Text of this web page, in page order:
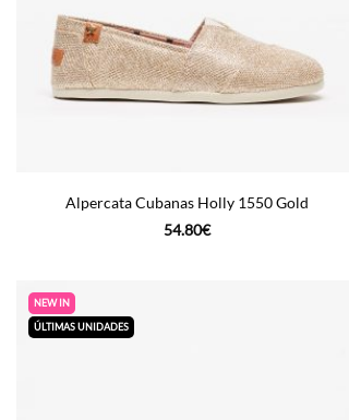
Alpercata Cubanas Holly 1550 Gold
54.80€
NEW IN
ÚLTIMAS UNIDADES